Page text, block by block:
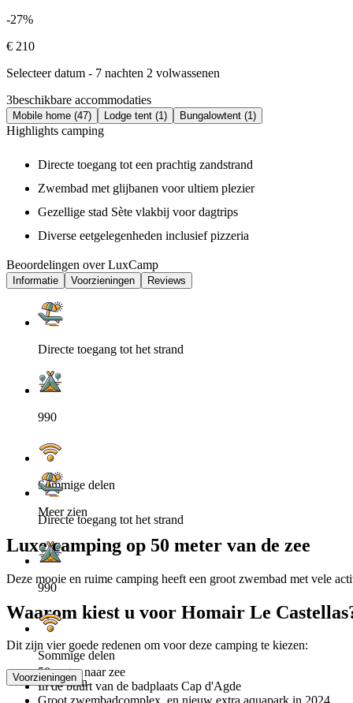
-27%
€ 210
Selecteer datum - 7 nachten 2 volwassenen
3beschikbare accommodaties
Mobile home (47) Lodge tent (1) Bungalowtent (1)
Highlights camping
Directe toegang tot een prachtig zandstrand
Zwembad met glijbanen voor ultiem plezier
Gezellige stad Sète vlakbij voor dagtrips
Diverse eetgelegenheden inclusief pizzeria
Beoordelingen over LuxCamp
Informatie Voorzieningen Reviews
Directe toegang tot het strand
990
Sommige delen
Meer zien
Luxe camping op 50 meter van de zee
Deze mooie en ruime camping heeft een groot zwembad met vele
Waarom kiest u voor Homair Le
Dit zijn vier goede redenen om voor deze camping te kiezen:
50 meter naar zee
In de buurt van de badplaats Cap d'Agde
Directe toegang tot het strand
990
Sommige delen
Meer zien
Voorzieningen